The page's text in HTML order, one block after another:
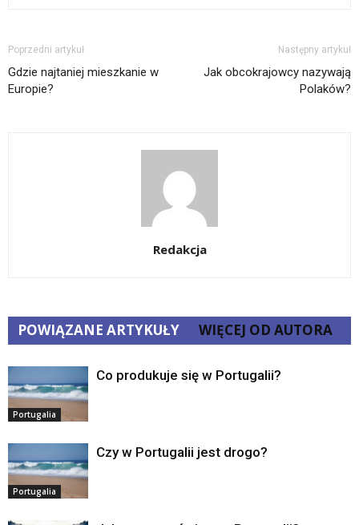
Poprzedni artykuł
Gdzie najtaniej mieszkanie w
Europie?
Następny artykuł
Jak obcokrajowcy nazywają
Polaków?
Redakcja
POWIĄZANE ARTYKUŁY WIĘCEJ OD AUTORA
Portugalia
Co produkuje się w Portugalii?
Portugalia
Czy w Portugalii jest drogo?